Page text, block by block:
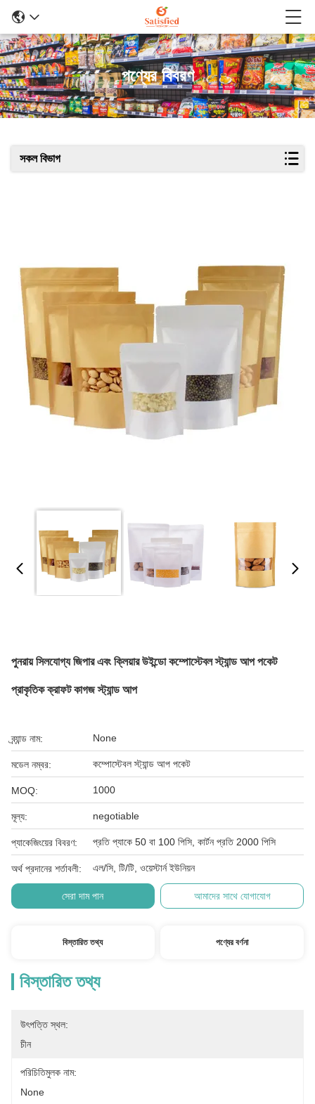
পণ্যের বিবরণ
সকল বিভাগ
পুনরায় সিলযোগ্য জিপার এবং ক্লিয়ার উইন্ডো কম্পোস্টেবল স্ট্যান্ড আপ পকেট
প্রাকৃতিক ক্রাফট কাগজ স্ট্যান্ড আপ
ব্র্যান্ড নাম: None
মডেল নম্বর: কম্পোস্টেবল স্ট্যান্ড আপ পকেট
MOQ: 1000
মূল্য: negotiable
প্যাকেজিংয়ের বিবরণ: প্রতি প্যাকে 50 বা 100 পিসি, কার্টন প্রতি 2000 পিসি
অর্থ প্রদানের শর্তাবলী: এল/সি, টি/টি, ওয়েস্টার্ন ইউনিয়ন
সেরা দাম পান আমাদের সাথে যোগাযোগ
বিস্তারিত তথ্য পণ্যের বর্ণনা
বিস্তারিত তথ্য
উৎপত্তি স্থল:
চীন
পরিচিতিমুলক নাম:
None